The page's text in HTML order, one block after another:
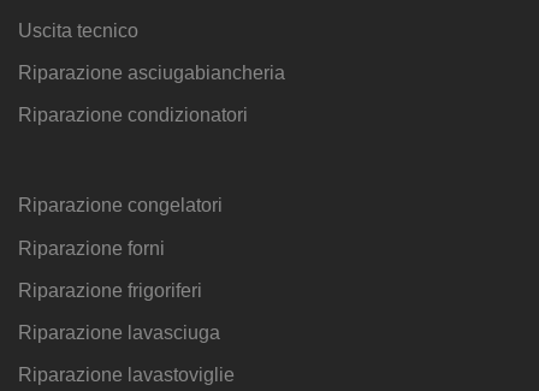
Uscita tecnico
Riparazione asciugabiancheria
Riparazione condizionatori
Riparazione congelatori
Riparazione forni
Riparazione frigoriferi
Riparazione lavasciuga
Riparazione lavastoviglie